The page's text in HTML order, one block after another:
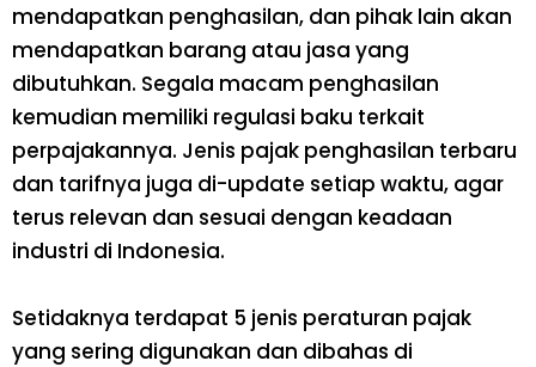
mendapatkan penghasilan, dan pihak lain akan
mendapatkan barang atau jasa yang
dibutuhkan. Segala macam penghasilan
kemudian memiliki regulasi baku terkait
perpajakannya. Jenis pajak penghasilan terbaru
dan tarifnya juga di-update setiap waktu, agar
terus relevan dan sesuai dengan keadaan
industri di Indonesia.
Setidaknya terdapat 5 jenis peraturan pajak
yang sering digunakan dan dibahas di